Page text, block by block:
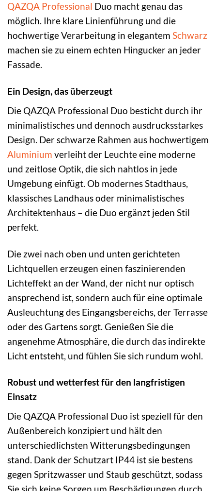
QAZQA Professional Duo macht genau das
möglich. Ihre klare Linienführung und die
hochwertige Verarbeitung in elegantem Schwarz
machen sie zu einem echten Hingucker an jeder
Fassade.
Ein Design, das überzeugt
Die QAZQA Professional Duo besticht durch ihr
minimalistisches und dennoch ausdrucksstarkes
Design. Der schwarze Rahmen aus hochwertigem
Aluminium verleiht der Leuchte eine moderne
und zeitlose Optik, die sich nahtlos in jede
Umgebung einfügt. Ob modernes Stadthaus,
klassisches Landhaus oder minimalistisches
Architektenhaus – die Duo ergänzt jeden Stil
perfekt.
Die zwei nach oben und unten gerichteten
Lichtquellen erzeugen einen faszinierenden
Lichteffekt an der Wand, der nicht nur optisch
ansprechend ist, sondern auch für eine optimale
Ausleuchtung des Eingangsbereichs, der Terrasse
oder des Gartens sorgt. Genießen Sie die
angenehme Atmosphäre, die durch das indirekte
Licht entsteht, und fühlen Sie sich rundum wohl.
Robust und wetterfest für den langfristigen
Einsatz
Die QAZQA Professional Duo ist speziell für den
Außenbereich konzipiert und hält den
unterschiedlichsten Witterungsbedingungen
stand. Dank der Schutzart IP44 ist sie bestens
gegen Spritzwasser und Staub geschützt, sodass